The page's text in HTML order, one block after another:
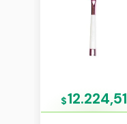
$12.224,51